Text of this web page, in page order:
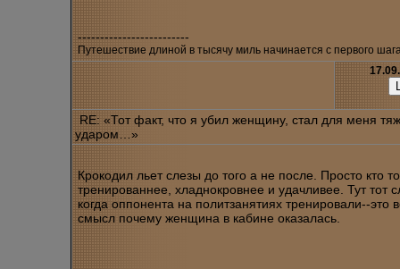
-------------------------
Путешествие длиной в тысячу миль начинается с первого
RE: «Тот факт, что я убил женщину, стал для меня
ударом…»
Крокодил льет слезы до того а не после. Просто кто
тренированнее, хладнокровнее и удачливее. Тут тот
когда оппонента на политзанятиях тренировали--это
смысл почему женщина в кабине оказалась.